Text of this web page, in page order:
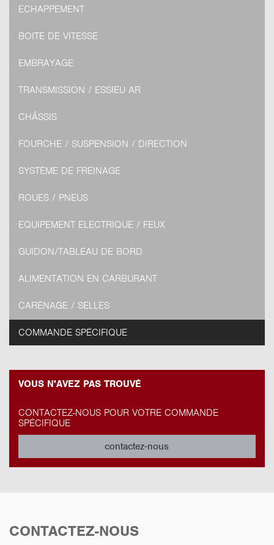
ECHAPPEMENT
BOITE DE VITESSE
EMBRAYAGE
TRANSMISSION / ESSIEU AR
CHÂSSIS
FOURCHE / SUSPENSION / DIRECTION
SYSTÈME DE FREINAGE
ROUES / PNEUS
EQUIPEMENT ELECTRIQUE / FEUX
GUIDON/TABLEAU DE BORD
ALIMENTATION EN CARBURANT
CARÉNAGE / SELLES
COMMANDE SPÉCIFIQUE
VOUS N'AVEZ PAS TROUVÉ
CONTACTEZ-NOUS POUR VOTRE COMMANDE
SPÉCIFIQUE
contactez-nous
CONTACTEZ-NOUS